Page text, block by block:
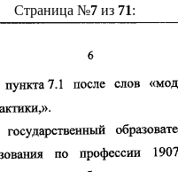
Страница №7из 71: